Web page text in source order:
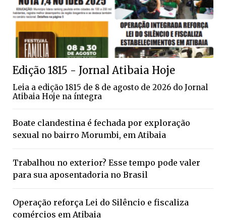
Edição 1815 - Jornal Atibaia Hoje
Leia a edição 1815 de 8 de agosto de 2026 do Jornal
Atibaia Hoje na íntegra
Boate clandestina é fechada por exploração
sexual no bairro Morumbi, em Atibaia
Trabalhou no exterior? Esse tempo pode valer
para sua aposentadoria no Brasil
Operação reforça Lei do Silêncio e fiscaliza
comércios em Atibaia